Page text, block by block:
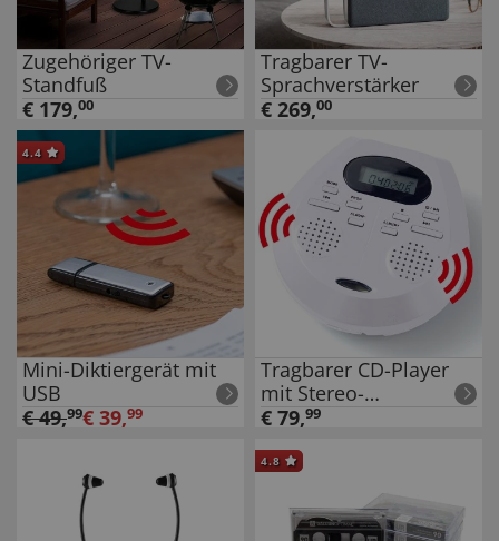
Zugehöriger TV-
Standfuß
€ 179,00
Tragbarer TV-
Sprachverstärker
€ 269,00
4.4
Mini-Diktiergerät mit
USB
€49,99€ 39,99
Tragbarer CD-Player
mit Stereo-
Lautsprechern
€ 79,99
4.8